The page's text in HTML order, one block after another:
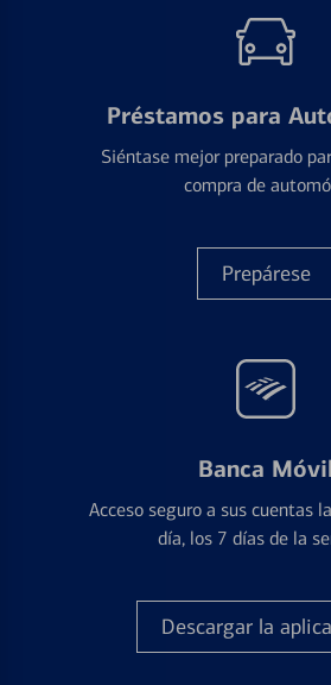
Préstamos para
Siéntase mejor preparado
compra de
Prepárese
Banca Móvil
Acceso seguro a sus cuentas
día, los 7 días de la
Descargar la